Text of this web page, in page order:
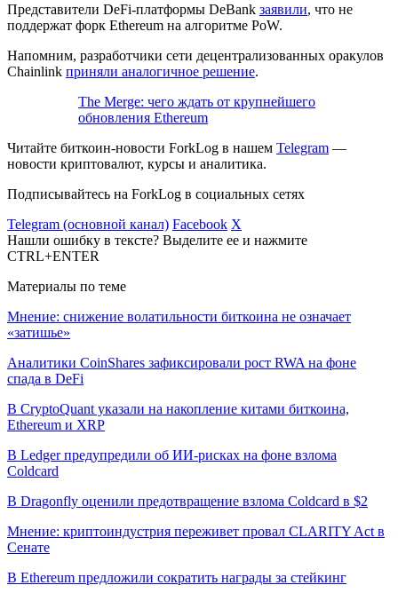
Представители DeFi-платформы DeBank заявили, что не
поддержат форк Ethereum на алгоритме PoW.
Напомним, разработчики сети децентрализованных оракулов
Chainlink приняли аналогичное решение.
The Merge: чего ждать от крупнейшего
обновления Ethereum
Читайте биткоин-новости ForkLog в нашем Telegram —
новости криптовалют, курсы и аналитика.
Подписывайтесь на ForkLog в социальных сетях
Telegram (основной канал) Facebook X
Нашли ошибку в тексте? Выделите ее и нажмите
CTRL+ENTER
Материалы по теме
Мнение: снижение волатильности биткоина не означает
«затишье»
Аналитики CoinShares зафиксировали рост RWA на фоне
спада в DeFi
В CryptoQuant указали на накопление китами биткоина,
Ethereum и XRP
В Ledger предупредили об ИИ-рисках на фоне взлома
Coldcard
В Dragonfly оценили предотвращение взлома Coldcard в $2
Мнение: криптоиндустрия переживет провал CLARITY Act в
Сенате
В Ethereum предложили сократить награды за стейкинг